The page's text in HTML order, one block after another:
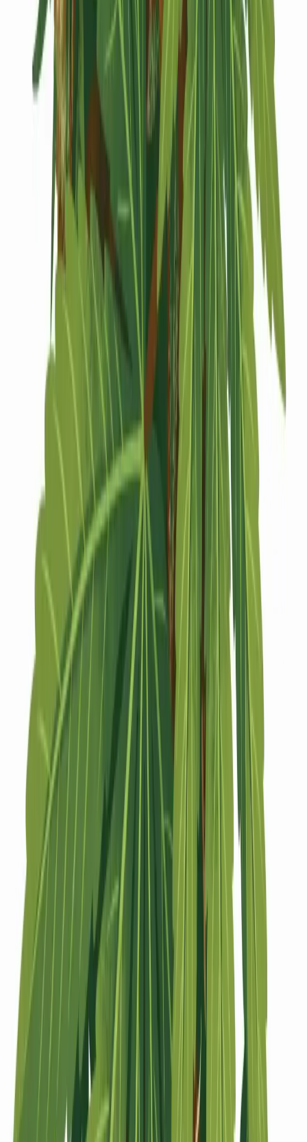
Drinkables
Strains Hybrid Strains
Standorte